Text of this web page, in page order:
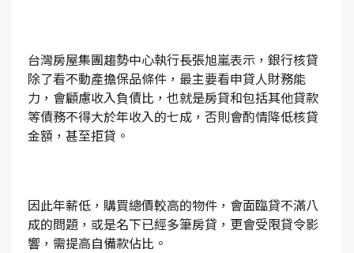
台灣房屋集團趨勢中心執行長張旭嵐表示，銀行核貸
除了看不動產擔保品條件，最主要看申貸人財務能
力，會顧慮收入負債比，也就是房貸和包括其他貸款
等債務不得大於年收入的七成，否則會酌情降低核貸
金額，甚至拒貸。
因此年薪低，購買總價較高的物件，會面臨貸不滿八
成的問題，或是名下已經多筆房貸，更會受限貸令影
響，需提高自備款佔比。